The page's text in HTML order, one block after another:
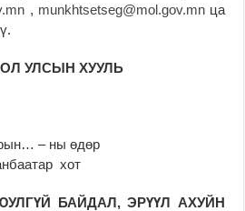
, munkhtsetseg@mol.gov.mnца
УЛСЫН ХУУЛЬ
сарын… – ны өдөр
хот
БАЙДАЛ, ЭРҮҮЛ АХУЙН